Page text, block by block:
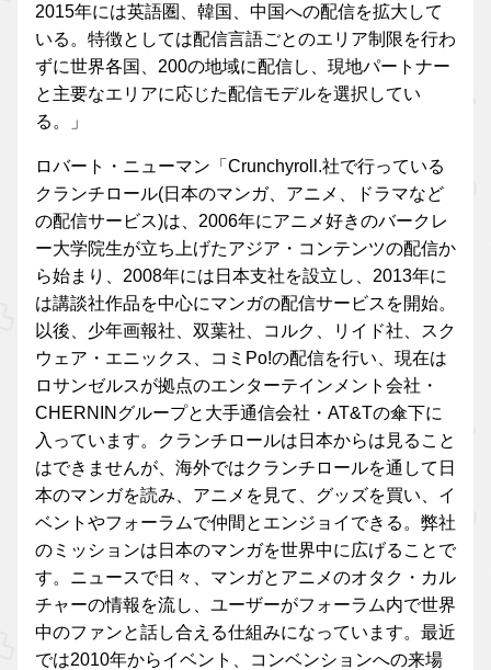
2015年には英語圏、韓国、中国への配信を拡大して
いる。特徴としては配信言語ごとのエリア制限を行わ
ずに世界各国、200の地域に配信し、現地パートナー
と主要なエリアに応じた配信モデルを選択してい
る。」
ロバート・ニューマン「Crunchyroll.社で行っている
クランチロール(日本のマンガ、アニメ、ドラマなど
の配信サービス)は、2006年にアニメ好きのバークレ
ー大学院生が立ち上げたアジア・コンテンツの配信か
ら始まり、2008年には日本支社を設立し、2013年に
は講談社作品を中心にマンガの配信サービスを開始。
以後、少年画報社、双葉社、コルク、リイド社、スク
ウェア・エニックス、コミPo!の配信を行い、現在は
ロサンゼルスが拠点のエンターテインメント会社・
CHERNINグループと大手通信会社・AT&Tの傘下に
入っています。クランチロールは日本からは見ること
はできませんが、海外ではクランチロールを通して日
本のマンガを読み、アニメを見て、グッズを買い、イ
ベントやフォーラムで仲間とエンジョイできる。弊社
のミッションは日本のマンガを世界中に広げることで
す。ニュースで日々、マンガとアニメのオタク・カル
チャーの情報を流し、ユーザーがフォーラム内で世界
中のファンと話し合える仕組みになっています。最近
では2010年からイベント、コンベンションへの来場